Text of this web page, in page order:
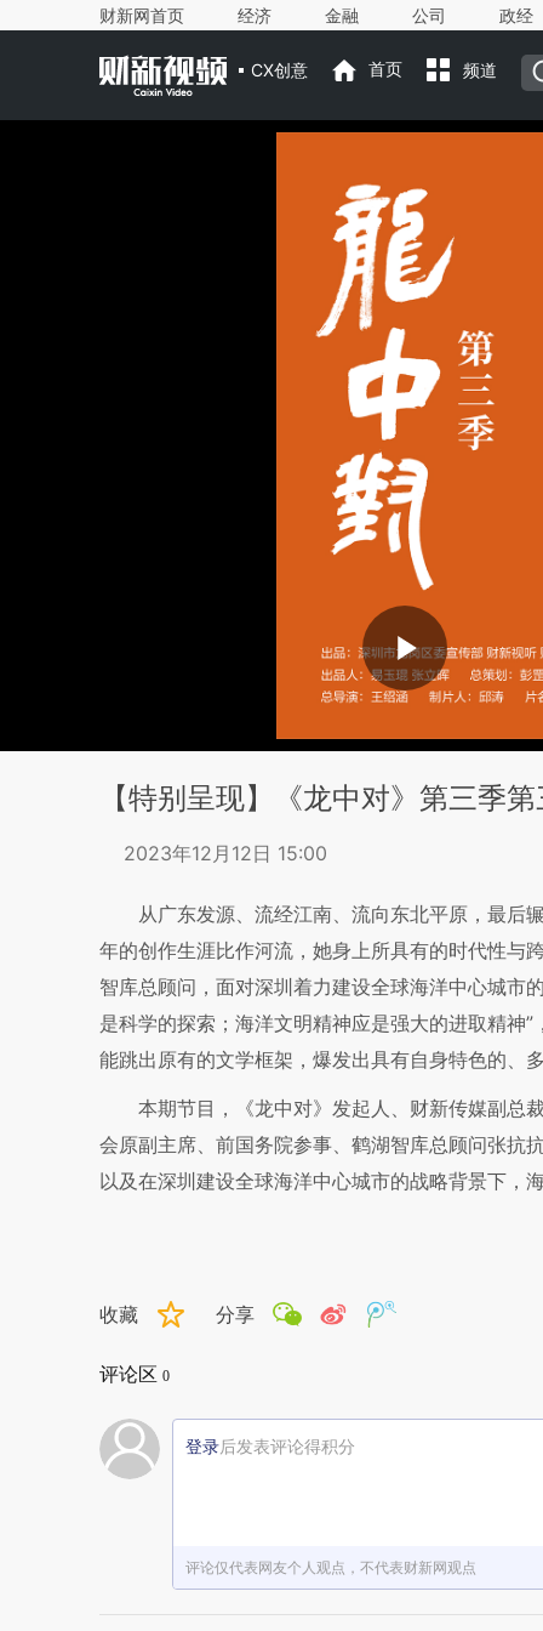
财新网首页 经济 金融 公司 政经
CX创意 首页 频道
【特别呈现】《龙中对》第三季
2023年12月12日 15:00
从广东发源、流经江南、流向东北平原，最后
年的创作生涯比作河流，她身上所具有的时代性与
智库总顾问，面对深圳着力建设全球海洋中心城市
是科学的探索；海洋文明精神应是强大的进取精神
能跳出原有的文学框架，爆发出具有自身特色的、
本期节目，《龙中对》发起人、财新传媒副总
会原副主席、前国务院参事、鹤湖智库总顾问张抗
以及在深圳建设全球海洋中心城市的战略背景下，
收藏 分享
评论区 0
登录后发表评论得积分
评论仅代表网友个人观点，不代表财新网观点